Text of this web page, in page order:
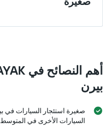
بيرن
السيارات الأخرى في المتوسط